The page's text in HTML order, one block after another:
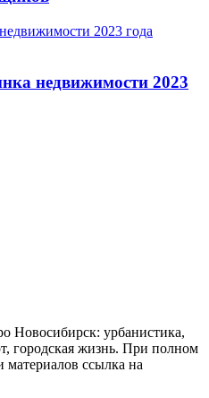
недвижимости 2023
Новосибирск: урбанистика,
городская жизнь. При полном
материалов ссылка на